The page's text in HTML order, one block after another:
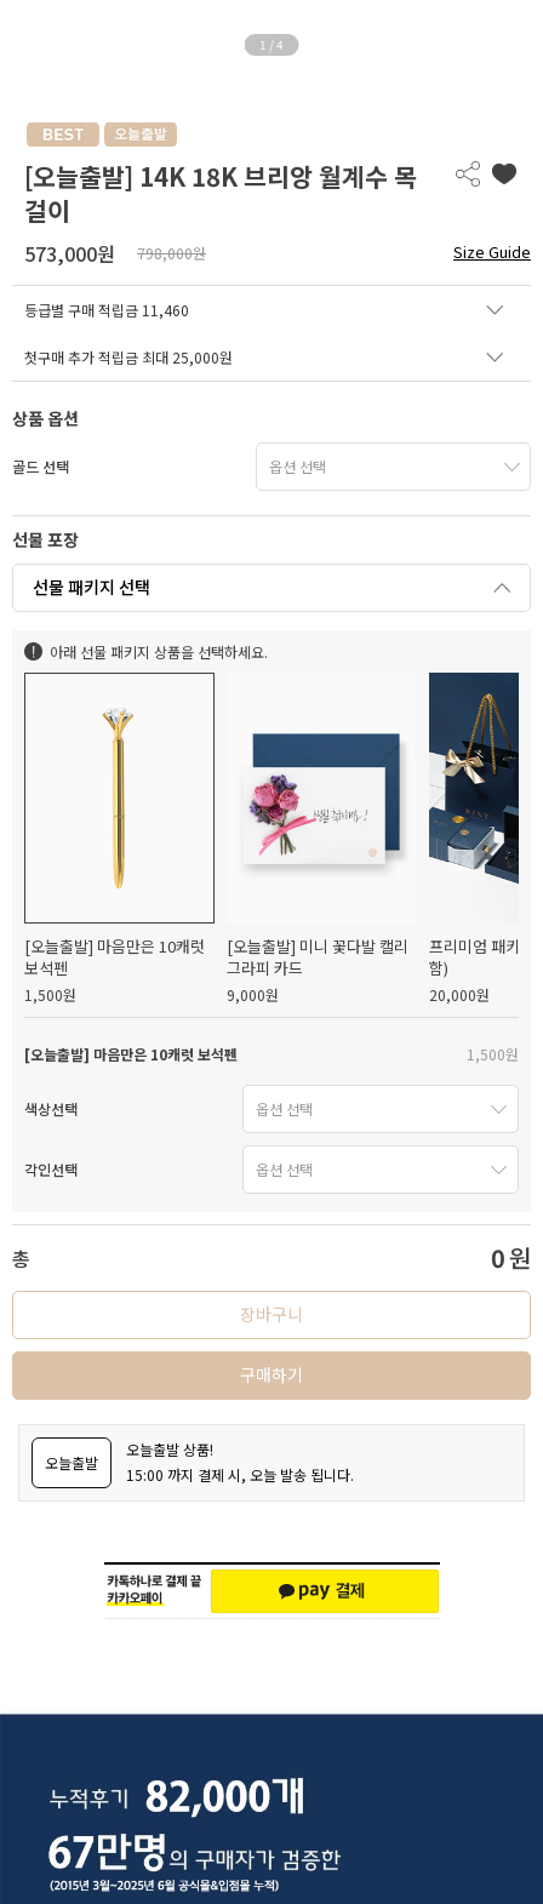
1 /4
[오늘출발] 14K 18K 브리앙 월계수 목
걸이
573,000원 798,000원 Size Guide
등급별 구매 적립금 11,460
첫구매 추가 적립금 최대 25,000원
상품 옵션
골드 선택
선물 포장
선물 패키지 선택
아래 선물 패키지 상품을 선택하세요.
[오늘출발] 마음만은 10캐럿
보석펜
1,500원
[오늘출발] 미니 꽃다발 캘리
그라피 카드
9,000원
프리미엄 패키지
함)
20,000원
[오늘출발] 마음만은 10캐럿 보석펜 1,500원
색상선택
각인선택
총 0원
장바구니
구매하기
오늘출발
오늘출발 상품!
15:00 까지 결제 시, 오늘 발송 됩니다.